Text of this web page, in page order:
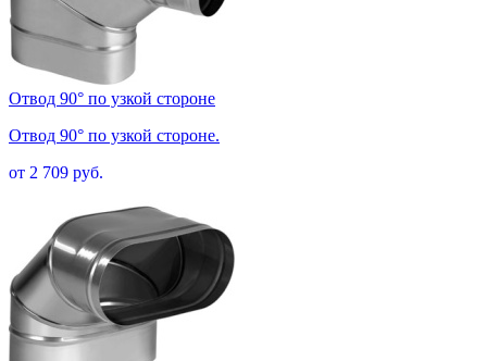
Отвод 90° по узкой стороне
Отвод 90° по узкой стороне.
от 2 709 руб.